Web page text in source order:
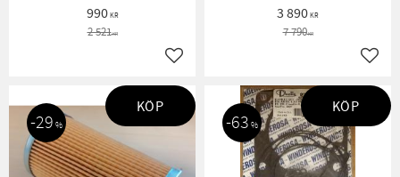
990KR
2 521KR
Lägg till i favoriter
3 890KR
7 790KR
29 %
KÖP
63 %
KÖP